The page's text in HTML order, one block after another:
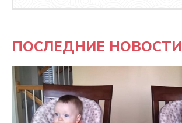
ПОСЛЕДНИЕ НОВОСТИ